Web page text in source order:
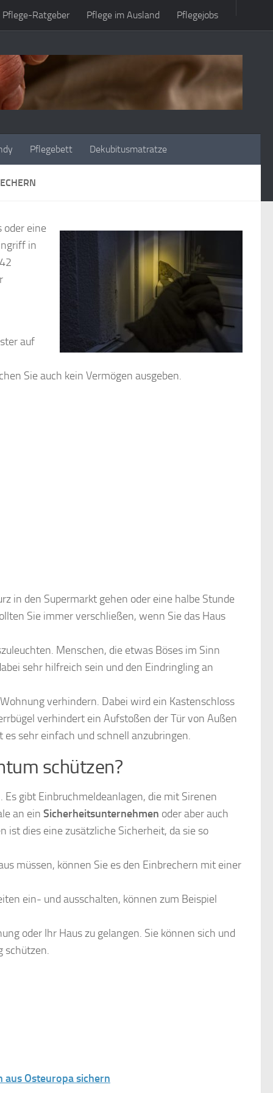
Pflege-Ratgeber Pflege im Ausland Pflegejobs
Pflegebett Dekubitusmatratze
oder eine
in
auf
Sie auch kein Vermögen ausgeben.
in den Supermarkt gehen oder eine halbe Stunde
Sie immer verschließen, wenn Sie das Haus
Menschen, die etwas Böses im Sinn
sehr hilfreich sein und den Eindringling an
verhindern. Dabei wird ein Kastenschloss
verhindert ein Aufstoßen der Tür von Außen
sehr einfach und schnell anzubringen.
schützen?
gibt Einbruchmeldeanlagen, die mit Sirenen
an ein Sicherheitsunternehmen oder aber auch
ist dies eine zusätzliche Sicherheit, da sie so
müssen, können Sie es den Einbrechern mit einer
ein- und ausschalten, können zum Beispiel
oder Ihr Haus zu gelangen. Sie können sich und
schützen.
Osteuropa sichern